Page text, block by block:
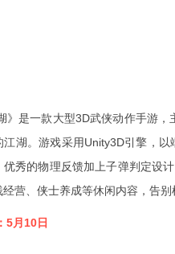
》是一款大型3D武侠动作手游
江湖。游戏采用Unity3D引擎，
优秀的物理反馈加上子弹判定设
营、侠士养成等休闲内容，告别
5月10日